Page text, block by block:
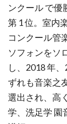
ンクール で優
第 1 位。室内
コンクール管
ソフォンをソ
し、2018 年
ずれも音楽之
選出され、高
学、洗足学 園